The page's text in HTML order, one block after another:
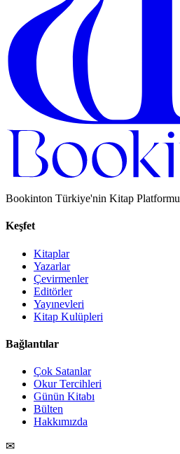
Bookinton Türkiye'nin Kitap Platformu
Keşfet
Kitaplar
Yazarlar
Çevirmenler
Editörler
Yayınevleri
Kitap Kulüpleri
Bağlantılar
Çok Satanlar
Okur Tercihleri
Günün Kitabı
Bülten
Hakkımızda
✉